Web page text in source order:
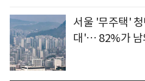
서울 '무주택'
대'… 82%가 남